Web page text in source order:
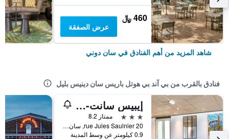
460 ﷼
عرض الصفقة
شاهد المزيد من أهم الفنادق في سان دوني
فنادق بالقرب من بي آند بي هوتل باريس سان دينيس بليل
إيبيس سانت- دينيس ستيد كويست
3 نجوم
ممتاز 8.2
20 rue Jules Saulnier, سان دوني, إقليم سين سان دوني, فرنسا
0.9 كيلومتر عن وسط المدينة